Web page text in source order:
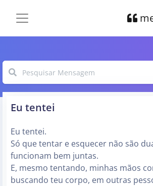
Eu tentei
Eu tentei.
Só que tentar e esquecer não são
funcionam bem juntas.
E, mesmo tentando, minhas mãos
buscando teu corpo, em outras